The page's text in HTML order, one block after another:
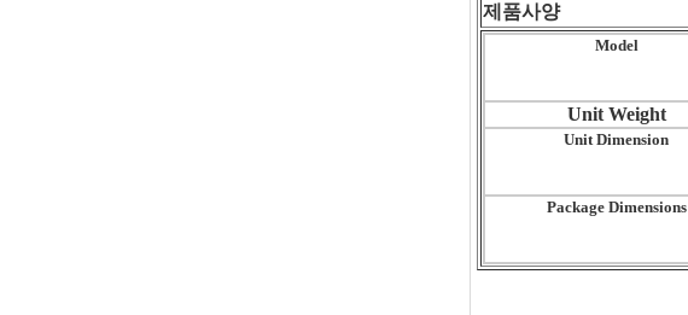
제품사양
Model
Unit Weight
Unit Dimension
Package Dimensions